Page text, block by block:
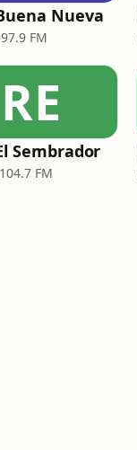
Nueva
FM
RE
Sembrador
FM